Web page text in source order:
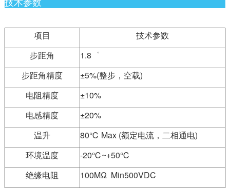
项目
技术参数
步距角
1.8゜
步距角精度
±5%(整步，空载)
电阻精度
±10%
电感精度
±20%
温升
80℃ Max (额定电流，二相通电)
环境温度
-20℃~+50℃
绝缘电阻
100MΩ Min500VDC